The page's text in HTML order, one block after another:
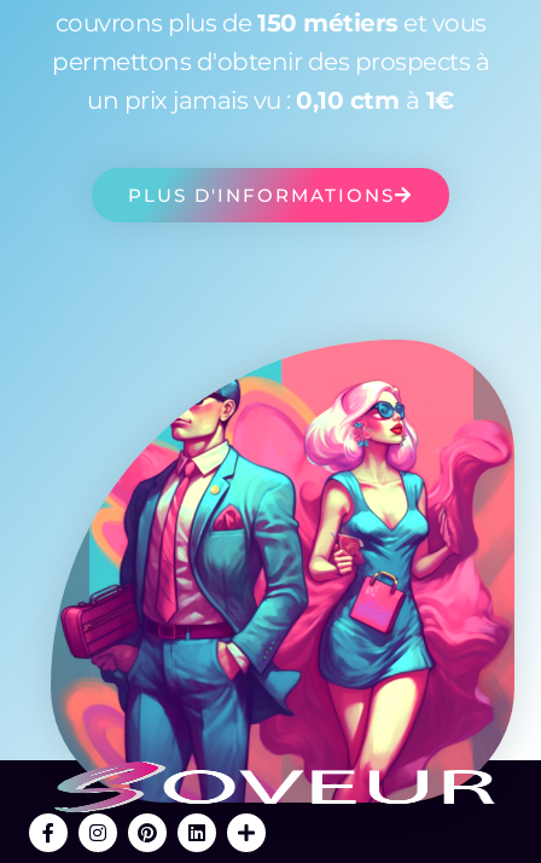
couvrons plus de 150 métiers et vous
permettons d'obtenir des prospects à
un prix jamais vu : 0,10 ctm à 1€
PLUS D'INFORMATIONS